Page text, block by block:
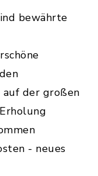
bewährte
auf der großen
- neues